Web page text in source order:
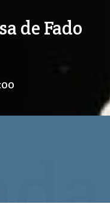
de Fado